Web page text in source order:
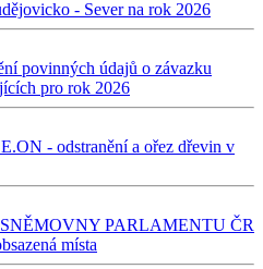
- Sever na rok 2026
povinných údajů o závazku
pro rok 2026
- odstranění a ořez dřevin v
PARLAMENTU ČR
místa